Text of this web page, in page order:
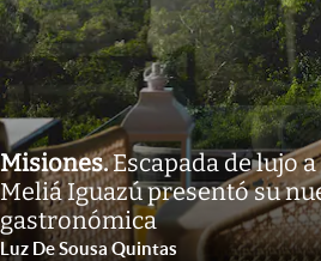
Misiones.Escapada de lujo
Meliá Iguazú presentó su
gastronómica
Luz De Sousa Quintas